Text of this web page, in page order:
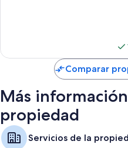
Comparar
Más
propiedad
Servicios de la